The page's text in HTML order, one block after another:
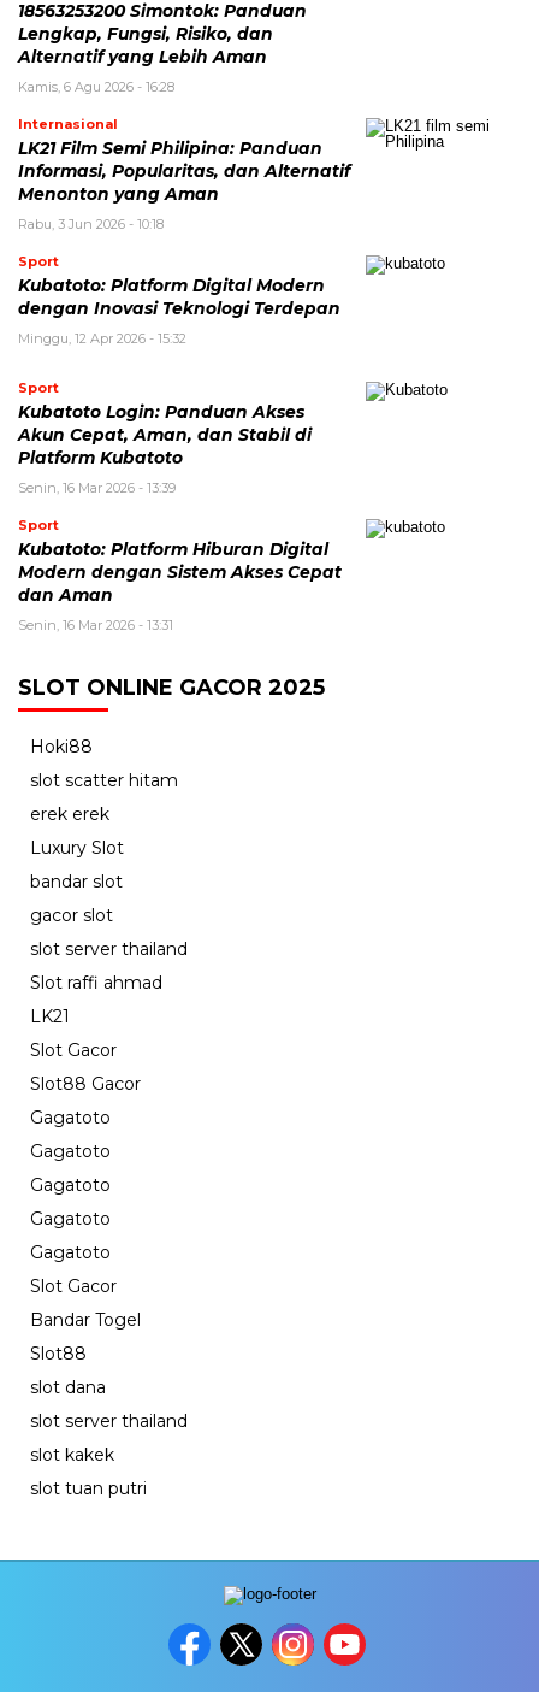
18563253200 Simontok: Panduan
Lengkap, Fungsi, Risiko, dan
Alternatif yang Lebih Aman
Kamis, 6 Agu 2026 - 16:28
Internasional
LK21 Film Semi Philipina: Panduan
Informasi, Popularitas, dan Alternatif
Menonton yang Aman
Rabu, 3 Jun 2026 - 10:18
Sport
Kubatoto: Platform Digital Modern
dengan Inovasi Teknologi Terdepan
Minggu, 12 Apr 2026 - 15:32
Sport
Kubatoto Login: Panduan Akses
Akun Cepat, Aman, dan Stabil di
Platform Kubatoto
Senin, 16 Mar 2026 - 13:39
Sport
Kubatoto: Platform Hiburan Digital
Modern dengan Sistem Akses Cepat
dan Aman
Senin, 16 Mar 2026 - 13:31
SLOT ONLINE GACOR 2025
Hoki88
slot scatter hitam
erek erek
Luxury Slot
bandar slot
gacor slot
slot server thailand
Slot raffi ahmad
LK21
Slot Gacor
Slot88 Gacor
Gagatoto
Gagatoto
Gagatoto
Gagatoto
Gagatoto
Slot Gacor
Bandar Togel
Slot88
slot dana
slot server thailand
slot kakek
slot tuan putri